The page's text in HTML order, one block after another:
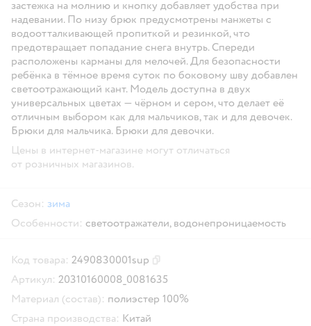
застежка на молнию и кнопку добавляет удобства при
надевании. По низу брюк предусмотрены манжеты с
водоотталкивающей пропиткой и резинкой, что
предотвращает попадание снега внутрь. Спереди
расположены карманы для мелочей. Для безопасности
ребёнка в тёмное время суток по боковому шву добавлен
светоотражающий кант. Модель доступна в двух
универсальных цветах — чёрном и сером, что делает её
отличным выбором как для мальчиков, так и для девочек.
Брюки для мальчика. Брюки для девочки.
Цены в интернет-магазине могут отличаться
от розничных магазинов.
Сезон: зима
Особенности: светоотражатели, водонепроницаемость
Код товара: 2490830001sup
Артикул: 20310160008_0081635
Материал (состав): полиэстер 100%
Страна производства: Китай